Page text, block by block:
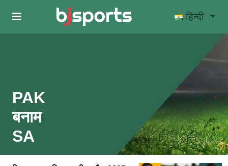
Skip to main content
हिन्दी
PAK
बनाम
SA